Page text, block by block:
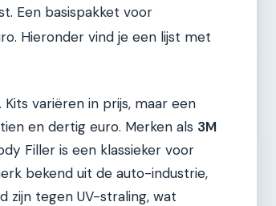
Een basispakket voor
Hieronder vind je een lijst met
variëren in prijs, maar een
en dertig euro. Merken als 3M
Filler is een klassieker voor
bekend uit de auto-industrie,
zijn tegen UV-straling, wat